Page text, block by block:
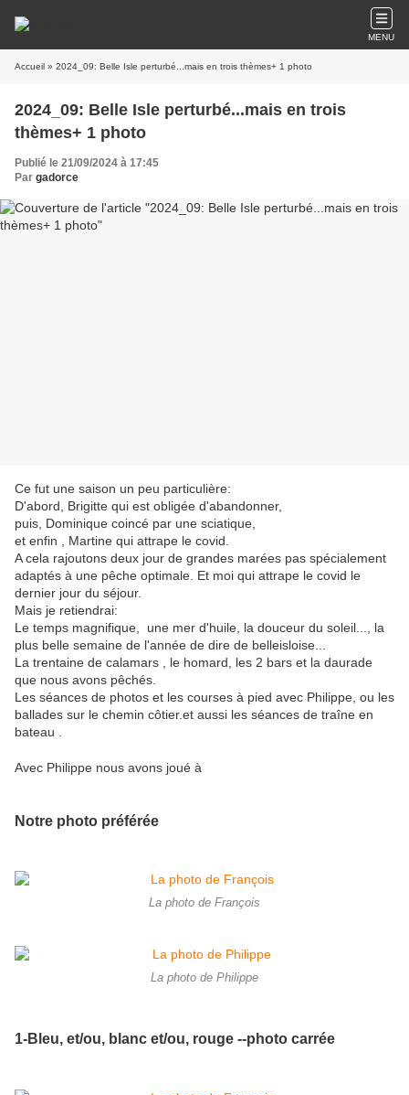
MENU
Accueil » 2024_09: Belle Isle perturbé...mais en trois thèmes+ 1 photo
2024_09: Belle Isle perturbé...mais en trois
thèmes+ 1 photo
Publié le 21/09/2024 à 17:45
Par gadorce
Ce fut une saison un peu particulière:
D'abord, Brigitte qui est obligée d'abandonner,
puis, Dominique coincé par une sciatique,
et enfin , Martine qui attrape le covid.
A cela rajoutons deux jour de grandes marées pas spécialement
adaptés à une pêche optimale. Et moi qui attrape le covid le
dernier jour du séjour.
Mais je retiendrai:
Le temps magnifique, une mer d'huile, la douceur du soleil..., la
plus belle semaine de l'année de dire de belleisloise...
La trentaine de calamars , le homard, les 2 bars et la daurade
que nous avons pêchés.
Les séances de photos et les courses à pied avec Philippe, ou les
ballades sur le chemin côtier.et aussi les séances de traîne en
bateau .
Avec Philippe nous avons joué à
Notre photo préférée
La photo de François
La photo de Philippe
1-Bleu, et/ou, blanc et/ou, rouge --photo carrée